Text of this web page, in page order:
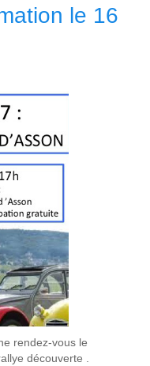
le 16
rendez-vous le
découverte .